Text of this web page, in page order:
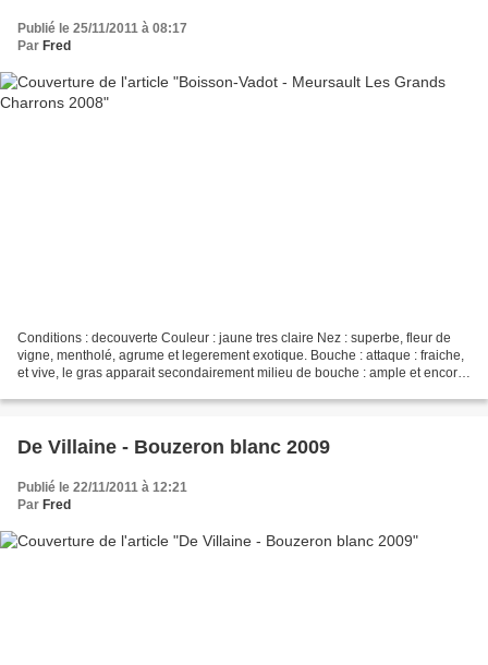
Publié le 25/11/2011 à 08:17
Par Fred
Conditions : decouverte Couleur : jaune tres claire Nez : superbe, fleur de
vigne, mentholé, agrume et legerement exotique. Bouche : attaque : fraiche,
et vive, le gras apparait secondairement milieu de bouche : ample et encore
De Villaine - Bouzeron blanc 2009
Publié le 22/11/2011 à 12:21
Par Fred